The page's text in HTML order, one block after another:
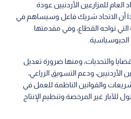
للمزارعين الأردنيين عودة
أن الاتحاد شريك فاعل وسيساهم في
التي تواجه القطاع، وفي مقدمتها
الجيوسياسية.
والتحديات، ومنها ضرورة تعديل
الأردنيين، ودعم التسويق الزراعي،
والقوانين الناظمة للعمل في
للآبار غير المرخصة وتنظيم الإنتاج